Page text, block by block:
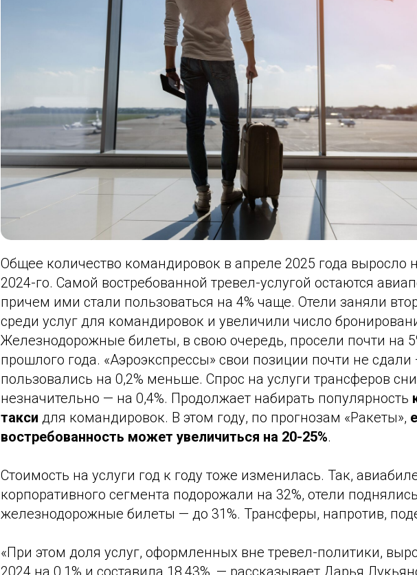
Общее количество командировок в апреле 2025 года выросло
2024-го. Самой востребованной тревел-услугой остаются
причем ими стали пользоваться на 4% чаще. Отели заняли
среди услуг для командировок и увеличили число
Железнодорожные билеты, в свою очередь, просели почти на
прошлого года. «Аэроэкспрессы» свои позиции почти не сдали
пользовались на 0,2% меньше. Спрос на услуги трансферов
незначительно — на 0,4%. Продолжает набирать популярность
такси для командировок. В этом году, по прогнозам «Ракеты»,
востребованность может увеличиться на 20-25%.
Стоимость на услуги год к году тоже изменилась. Так,
корпоративного сегмента подорожали на 32%, отели
железнодорожные билеты — до 31%. Трансферы, напротив,
«При этом доля услуг, оформленных вне тревел-политики,